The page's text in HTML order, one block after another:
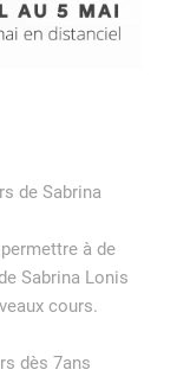
de Sabrina
à de
Sabrina Lonis
cours.
dès 7ans